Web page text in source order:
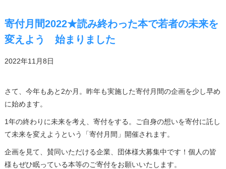
寄付月間2022★読み終わった本で若者の未来を
変えよう 始まりました
2022年11月8日
さて、今年もあと2か月。昨年も実施した寄付月間の企画を少し早め
に始めます。
1年の終わりに未来を考え、寄付をする。ご自身の想いを寄付に託し
て未来を変えようという「寄付月間」開催されます。
企画を見て、賛同いただける企業、団体様大募集中です！個人の皆
様もぜひ眠っている本等のご寄付をお願いいたします。